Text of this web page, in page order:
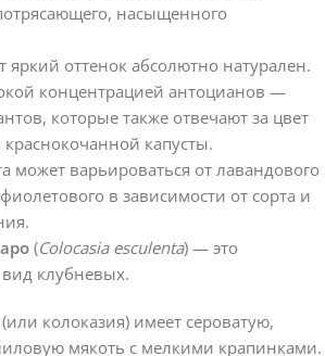
насыщенного
яркий оттенок абсолютно натурален.
концентрацией антоцианов —
которые также отвечают за цвет
капусты.
может варьироваться от лавандового
в зависимости от сорта и
(Colocasia esculenta) — это
клубневых.
колоказия) имеет сероватую,
мякоть с мелкими крапинками.